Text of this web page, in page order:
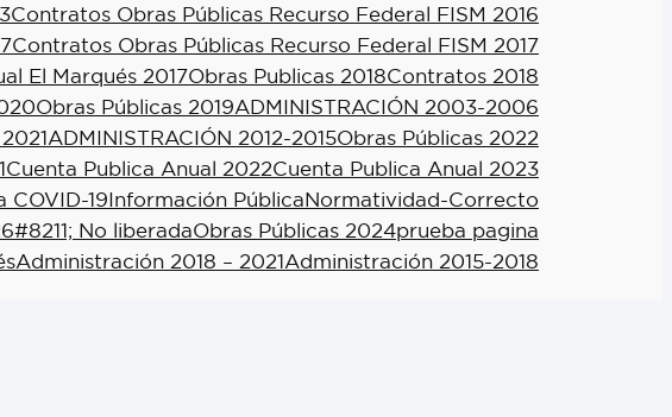
Contratos Obras Públicas Recurso Federal FISM 2016
Contratos Obras Públicas Recurso Federal FISM 2017
El Marqués 2017Obras Publicas 2018Contratos 2018
Obras Públicas 2019ADMINISTRACIÓN 2003-2006
ADMINISTRACIÓN 2012-2015Obras Públicas 2022
Cuenta Publica Anual 2022Cuenta Publica Anual 2023
COVID-19Información PúblicaNormatividad-Correcto
No liberadaObras Públicas 2024prueba pagina
Administración 2018 – 2021Administración 2015-2018